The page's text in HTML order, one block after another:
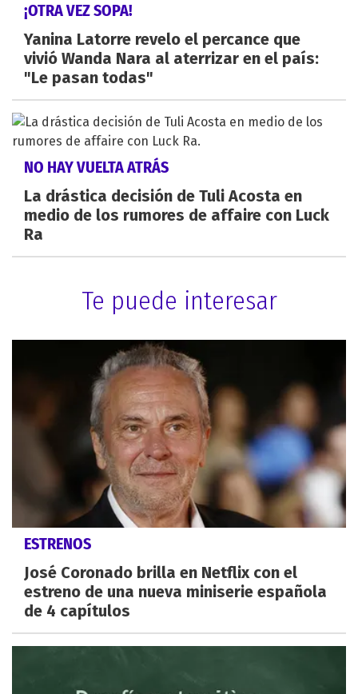
¡OTRA VEZ SOPA!
Yanina Latorre revelo el percance que
vivió Wanda Nara al aterrizar en el país:
"Le pasan todas"
NO HAY VUELTA ATRÁS
La drástica decisión de Tuli Acosta en
medio de los rumores de affaire con Luck
Ra
Te puede interesar
ESTRENOS
José Coronado brilla en Netflix con el
estreno de una nueva miniserie española
de 4 capítulos